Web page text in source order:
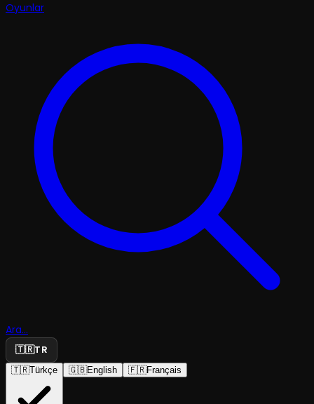
Oyunlar
Ara...
🇹🇷TR
🇹🇷Türkçe 🇬🇧English 🇫🇷Français